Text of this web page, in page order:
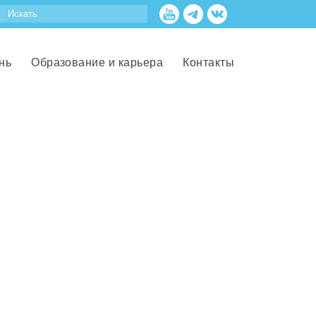
Образование и карьера Контакты